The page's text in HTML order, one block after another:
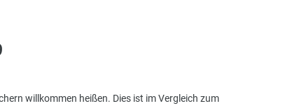
willkommen heißen. Dies ist im Vergleich zum